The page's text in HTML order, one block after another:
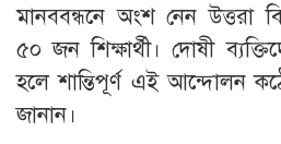
মানববন্ধনে অংশ নেন উত্তরা
৫০ জন শিক্ষার্থী। দোষী
হলে শান্তিপূর্ণ এই আন্দোলন
জানান।